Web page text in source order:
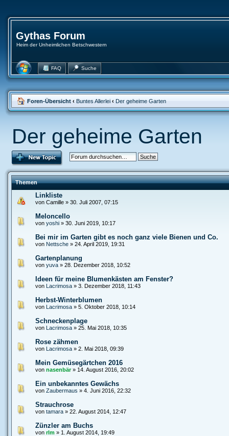
Gythas Forum
Heim der Unheimlichen Betschwestern
FAQ Suche
Foren-Übersicht ‹ Buntes Allerlei ‹ Der geheime Garten
Der geheime Garten
Themen
Linkliste
von Camille » 30. Juli 2007, 07:15
Meloncello
von yoshi» 30. Juni 2019, 10:17
Bei mir im Garten gibt es noch ganz viele Bienen und Co.
von Nettsche» 24. April 2019, 19:31
Gartenplanung
von yuva» 28. Dezember 2018, 10:52
Ideen für meine Blumenkästen am Fenster?
von Lacrimosa» 3. Dezember 2018, 11:43
Herbst-Winterblumen
von Lacrimosa» 5. Oktober 2018, 10:14
Schneckenplage
von Lacrimosa» 25. Mai 2018, 10:35
Rose zähmen
von Lacrimosa» 2. Mai 2018, 09:39
Mein Gemüsegärtchen 2016
von nasenbär» 14. August 2016, 20:02
Ein unbekanntes Gewächs
von Zaubermaus » 4. Juni 2016, 22:32
Strauchrose
von tamara» 22. August 2014, 12:47
Zünzler am Buchs
von rlm » 1. August 2014, 19:49